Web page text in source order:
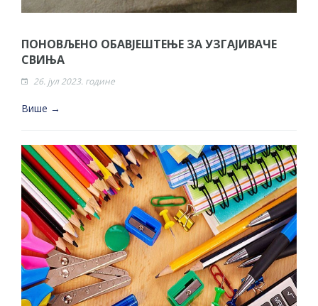
ПОНОВЉЕНО ОБАВЈЕШТЕЊЕ ЗА УЗГАЈИВАЧЕ
СВИЊА
26. јул 2023. године
Више →